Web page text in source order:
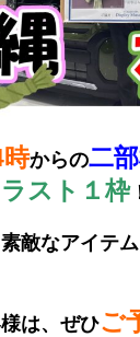
からの二
ラスト１枠
敵なアイテ
は、ぜひご